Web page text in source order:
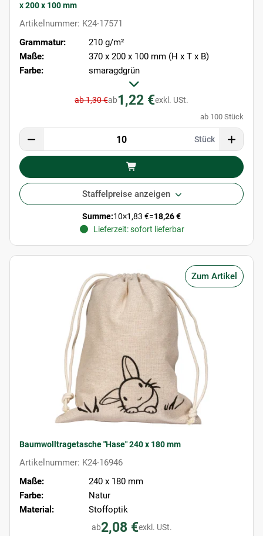
x 200 x 100 mm
Artikelnummer: K24-17571
Grammatur:
210 g/m²
Maße:
370 x 200 x 100 mm (H x T x B)
Farbe:
smaragdgrün
ab 1,30 €ab1,22 €exkl. USt.
ab 100 Stück
Stück
Staffelpreise anzeigen
Summe:10×1,83 €=18,26 €
Lieferzeit: sofort lieferbar
Zum Artikel
Baumwolltragetasche "Hase" 240 x 180 mm
Artikelnummer: K24-16946
Maße:
240 x 180 mm
Farbe:
Natur
Material:
Stoffoptik
ab2,08 €exkl. USt.